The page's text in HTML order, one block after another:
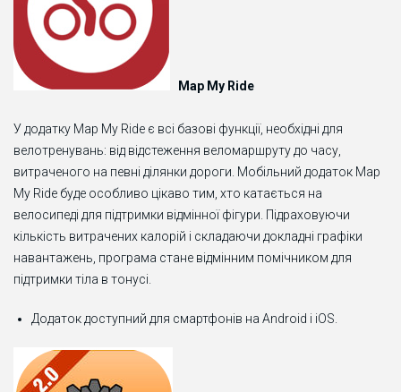
Map My Ride
У додатку Map My Ride є всі базові функції, необхідні для
велотренувань: від відстеження веломаршруту до часу,
витраченого на певні ділянки дороги. Мобільний додаток Map
My Ride буде особливо цікаво тим, хто катається на
велосипеді для підтримки відмінної фігури. Підраховуючи
кількість витрачених калорій і складаючи докладні графіки
навантажень, програма стане відмінним помічником для
підтримки тіла в тонусі.
Додаток доступний для смартфонів на Android і iOS.